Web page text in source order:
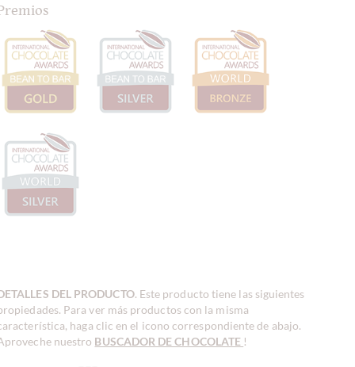
DEL PRODUCTO. Este producto tiene las siguientes
Para ver más productos con la misma
haga clic en el icono correspondiente de abajo.
nuestro BUSCADOR DE CHOCOLATE !